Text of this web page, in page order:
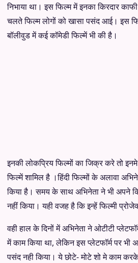
निभाया था। इस फिल्म में इनका किरदार
चलते फिल्म लोगों को खासा पसंद आई। इस
बॉलीवुड में कई कॉमेडी फिल्में भी की है।
इनकी लोकप्रिय फिल्मों का जिक्र करे तो
फिल्में शामिल है ।हिंदी फिल्मों के अलावा
किया है। समय के साथ अभिनेता ने भी अपने
नहीं किया। यही वजह है कि इन्हें फिल्मी
वही हाल के दिनों में अभिनेता ने ओटीटी
में काम किया था, लेकिन इस प्लेटफॉर्म पर भी
पसंद नही किया। ये छोटे- मोटे शो मे काम